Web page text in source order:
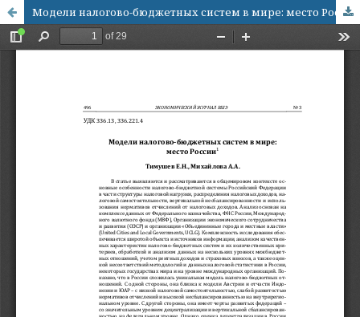
Модели налогово-бюджетных систем в мире: место России